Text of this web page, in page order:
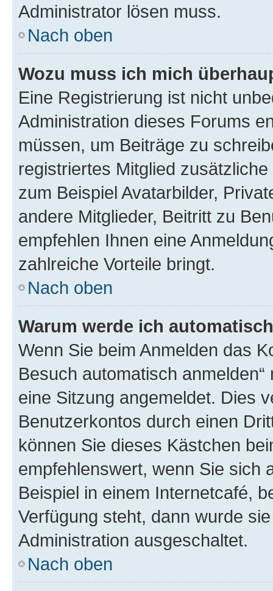
Administrator lösen muss.
Nach oben
Wozu muss ich mich
Eine Registrierung ist nicht
Administration dieses Forums
müssen, um Beiträge zu
registriertes Mitglied
zum Beispiel Avatarbilder,
andere Mitglieder, Beitritt zu
empfehlen Ihnen eine
zahlreiche Vorteile bringt.
Nach oben
Warum werde ich
Wenn Sie beim Anmelden das
Besuch automatisch
eine Sitzung angemeldet. Dies
Benutzerkontos durch einen
können Sie dieses Kästchen
empfehlenswert, wenn Sie sich
Beispiel in einem Internetcafé,
Verfügung steht, dann wurde
Administration ausgeschaltet.
Nach oben